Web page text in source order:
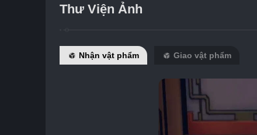
Thư Viện Ảnh
Nhận vật phẩm Giao vật phẩm